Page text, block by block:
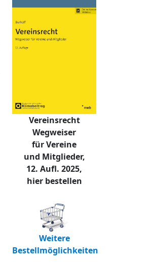
Vereinsrecht
Wegweiser
für Vereine
und Mitglieder,
12. Aufl. 2025,
hier bestellen
Weitere
Bestellmöglichkeiten